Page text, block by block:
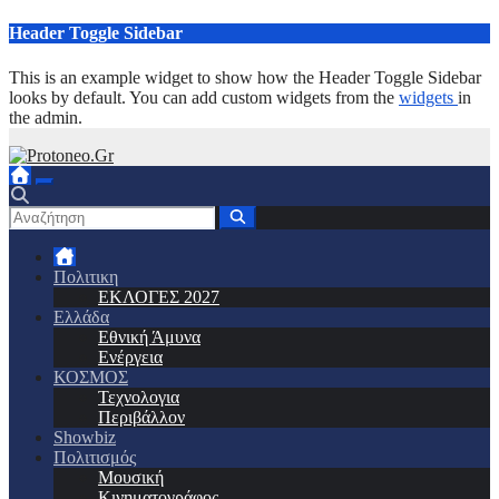
Μετάβαση
περιεχόμενο
Header Toggle Sidebar
This is an example widget to show how the Header Toggle Sidebar
looks by default. You can add custom widgets from the widgets in
the admin.
Πολιτικη
ΕΚΛΟΓΕΣ 2027
Ελλάδα
Εθνική Άμυνα
Ενέργεια
ΚΟΣΜΟΣ
Τεχνολογια
Περιβάλλον
Showbiz
Πολιτισμός
Μουσική